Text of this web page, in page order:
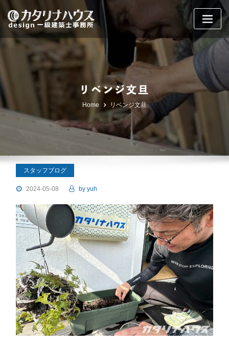
content
リベンジ文旦
Home リベンジ文旦
スタッフブログ
2024-05-08 by yuh